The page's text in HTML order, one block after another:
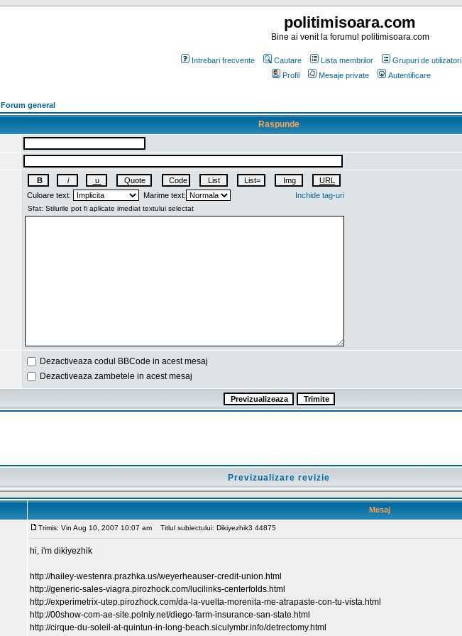
politimisoara.com
Bine ai venit la forumul politimisoara.com
Intrebari frecvente Cautare Lista membrilor Grupuri de utilizatori
Profil
Mesaje private Autentificare
Forum general
Raspunde
Culoare text: Marime text: Inchide tag-uri
Dezactiveaza codul BBCode in acest mesaj
Dezactiveaza zambetele in acest mesaj
Previzualizare revizie